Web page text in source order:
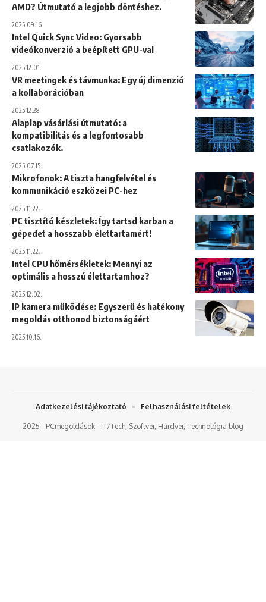
AMD? Útmutató a legjobb döntéshez.
2025.09.16.
Intel Quick Sync Video: Gyorsabb
videókonverzió a beépített GPU-val
2025.12.01.
VR meetingek és távmunka: Egy új dimenzió
a kollaborációban
2025.12.28.
Alaplap vásárlási útmutató: a
kompatibilitás és a legfontosabb
csatlakozók.
2025.07.15.
Mikrofonok: A tiszta hangfelvétel és
kommunikáció eszközei PC-hez
2025.11.22.
PC tisztító készletek: Így tartsd karban a
gépedet a hosszabb élettartamért!
2025.11.22.
Intel CPU hőmérsékletek: Mennyi az
optimális a hosszú élettartamhoz?
2025.12.02.
IP kamera működése: Egyszerű és hatékony
megoldás otthonod biztonságáért
2025.10.16.
2025 - PCmegoldások - IT/Tech, Szoftver, Hardver, Technológia blog
Adatkezelési tájékoztató Felhasználási feltételek